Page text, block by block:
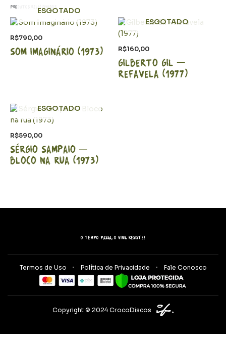
Produtos relacionadosESGOTADO
R$790,00
Som Imaginário (1973)
ESGOTADO
R$160,00
Gilberto Gil –
Refavela (1977)
ESGOTADO
R$590,00
Sérgio Sampaio –
Bloco na rua (1973)
O tempo passa, o vinil resiste!
Termos de Uso Política de Privacidade Fale Conosco
Copyright © 2024 CrocoDiscos